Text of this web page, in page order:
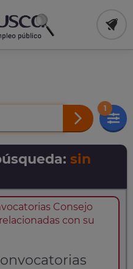
1
sin
Consejo
con su